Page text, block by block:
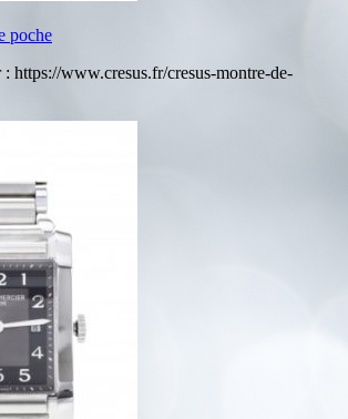
poche
https://www.cresus.fr/cresus-montre-de-